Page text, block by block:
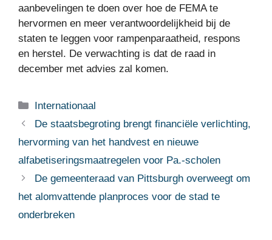
aanbevelingen te doen over hoe de FEMA te
hervormen en meer verantwoordelijkheid bij de
staten te leggen voor rampenparaatheid, respons
en herstel. De verwachting is dat de raad in
december met advies zal komen.
Categorieën
Internationaal
De staatsbegroting brengt financiële verlichting,
hervorming van het handvest en nieuwe
alfabetiseringsmaatregelen voor Pa.-scholen
De gemeenteraad van Pittsburgh overweegt om
het alomvattende planproces voor de stad te
onderbreken